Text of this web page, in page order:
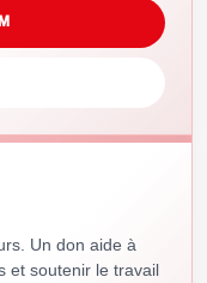
Un don aide à
et soutenir le travail